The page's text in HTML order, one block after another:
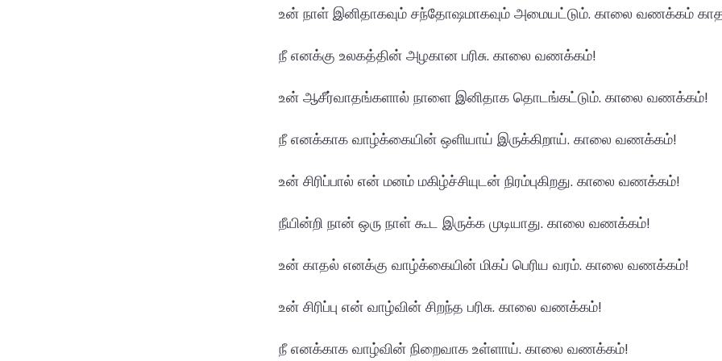
உன் நாள் இனிதாகவும் சந்தோஷமாகவும் அமையட்டும். காலை வணக்கம்
நீ எனக்கு உலகத்தின் அழகான பரிசு. காலை வணக்கம்!
உன் ஆசீர்வாதங்களால் நாளை இனிதாக தொடங்கட்டும். காலை வணக்கம்!
நீ எனக்காக வாழ்க்கையின் ஒளியாய் இருக்கிறாய். காலை வணக்கம்!
உன் சிரிப்பால் என் மனம் மகிழ்ச்சியுடன் நிரம்புகிறது. காலை வணக்கம்!
நீயின்றி நான் ஒரு நாள் கூட இருக்க முடியாது. காலை வணக்கம்!
உன் காதல் எனக்கு வாழ்க்கையின் மிகப் பெரிய வரம். காலை வணக்கம்!
உன் சிரிப்பு என் வாழ்வின் சிறந்த பரிசு. காலை வணக்கம்!
நீ எனக்காக வாழ்வின் நிறைவாக உள்ளாய். காலை வணக்கம்!